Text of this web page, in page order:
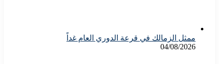
ممثل الزمالك في قرعة الدوري العام غداً
04/08/2026